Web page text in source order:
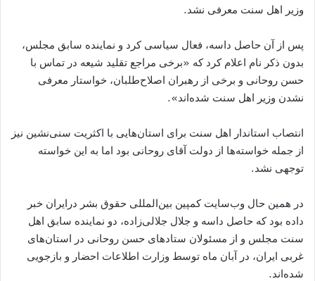
وزیر اهل سنت معرفی نشد.
پس از آن حاصل داسه، فعال سیاسی کرد و نماینده سابق مجلس،
بدون ذکر نام اعلام کرد که «برخی مراجع تقلید شیعه در تماس با
حسن روحانی و برخی از رهبران اصلاحطلبان، خواستار معرفی
نشدن وزیر اهل سنت شدهاند».
انتصاب استاندار اهل سنت برای استانهایی با اکثریت سنینشین نیز
از جمله خواستهها از دولت آقای روحانی بود اما به این خواسته
توجهی نشد.
در همین حال وبسایت کمپین بینالمللی حقوق بشر درایران خبر
داده بود که حاصل داسه و جلال جلالیزاده، دو نماینده سابق اهل
سنت مجلس و از مسئولان ستادهای حسن روحانی در استانهای
غربی ایران، در آبان ماه توسط وزارت اطلاعات احضار و بازجویی
شدهاند.